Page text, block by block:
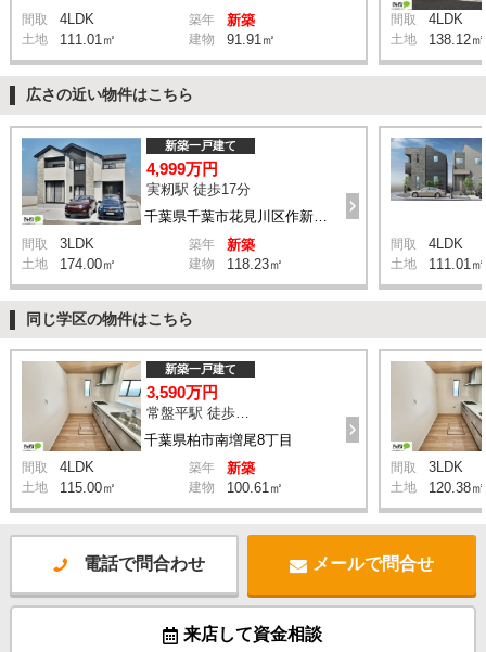
間取 4LDK 築年 新築
土地 111.01㎡ 建物 91.91㎡
間取 4LDK
土地 138.12㎡
広さの近い物件はこちら
千葉県千葉市花見川区作新台5丁目
新築一戸建て
4,999万円
実籾駅 徒歩17分
間取 3LDK 築年 新築
土地 174.00㎡ 建物 118.23㎡
間取 4LDK
土地 111.01㎡
同じ学区の物件はこちら
千葉県柏市南増尾8丁目
新築一戸建て
3,590万円
常盤平駅 徒歩24分
間取 4LDK 築年 新築
土地 115.00㎡ 建物 100.61㎡
間取 3LDK
土地 120.38㎡
電話で問合わせ メールで問合せ
来店して資金相談